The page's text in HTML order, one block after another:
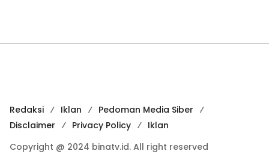
Redaksi Iklan
Pedoman Media Siber
Disclaimer
Privacy Policy
Iklan
Copyright @ 2024 binatv.id. All right reserved